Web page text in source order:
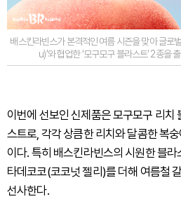
배스킨라빈스가 본격적인 여름 시즌을 맞아 글
u)’와 협업한 ‘모구모구 블라스트’ 2종을
이번에 선보인 신제품은 모구모구 리치
스트로, 각각 상큼한 리치와 달콤한 복
이다. 특히 배스킨라빈스의 시원한 블
타데코코(코코넛 젤리)를 더해 여름철
선사한다.